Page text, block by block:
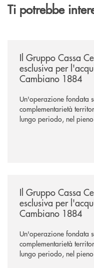
Ti potrebbe
Il Gruppo Cassa
esclusiva per
Cambiano 1884
Un'operazione fondata
complementarietà
lungo periodo, nel
negoziazione
Il Gruppo Cassa
esclusiva per
Cambiano 1884
Un'operazione fondata
complementarietà
lungo periodo, nel